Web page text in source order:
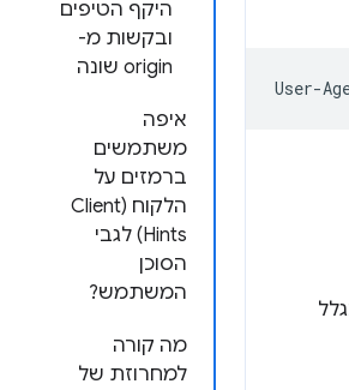
היקף הטיפים
ובקשות מ-
origin שונה
איפה
משתמשים
ברמזים על
הלקוח (Client
Hints) לגבי
הסוכן
המשתמש?
מה קורה
למחרוזת של